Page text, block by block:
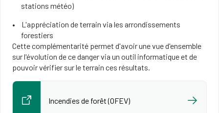
stations météo)
L'appréciation de terrain via les arrondissements
forestiers
Cette complémentarité permet d'avoir une vue d'ensemble
sur l'évolution de ce danger via un outil informatique et de
pouvoir vérifier sur le terrain ces résultats.
Incendies de forêt (OFEV)